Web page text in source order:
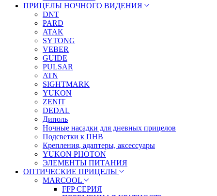
ПРИЦЕЛЫ НОЧНОГО ВИДЕНИЯ
DNT
PARD
ATAK
SYTONG
VEBER
GUIDE
PULSAR
ATN
SIGHTMARK
YUKON
ZENIT
DEDAL
Диполь
Ночные насадки для дневных прицелов
Подсветки к ПНВ
Крепления, адаптеры, аксессуары
YUKON PHOTON
ЭЛЕМЕНТЫ ПИТАНИЯ
ОПТИЧЕСКИЕ ПРИЦЕЛЫ
MARCOOL
FFP СЕРИЯ